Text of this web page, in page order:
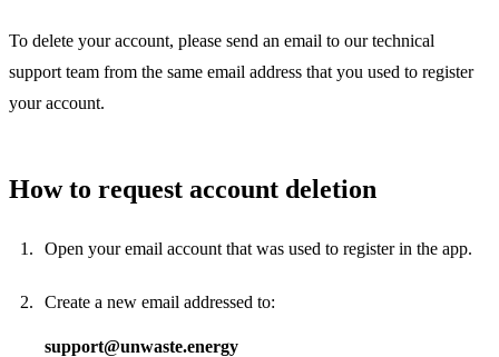
To delete your account, please send an email to our technical
support team from the same email address that you used to register
your account.
How to request account deletion
Open your email account that was used to register in the app.
Create a new email addressed to:
support@unwaste.energy